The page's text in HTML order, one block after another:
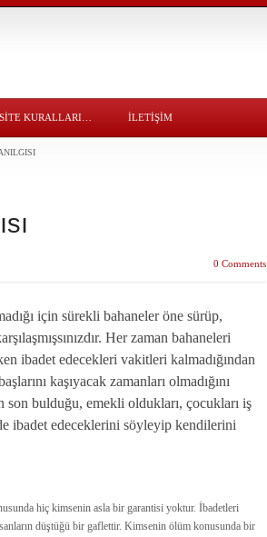
SITE KURALLARI… İLETİŞİM
0 Comments
için sürekli bahaneler öne sürüp,
Her zaman bahaneleri
ibadet edecekleri vakitleri kalmadığından
kaşıyacak zamanları olmadığını
son bulduğu, emekli oldukları, çocukları iş
ibadet edeceklerini söyleyip kendilerini
hiç kimsenin asla bir garantisi yoktur. İbadetleri
düştüğü bir gaflettir. Kimsenin ölüm konusunda bir